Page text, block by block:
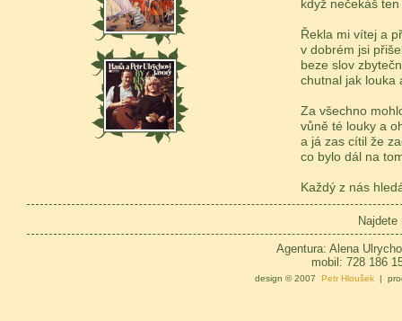
když nečekáš
Řekla mi vítej a
v dobrém jsi
beze slov
chutnal jak louka
Za všechno
vůně té louky a
a já zas cítil že
co bylo dál na
Každý z nás
Agentura: Alena
mobil: 728 186
design © 2007 Petr Hloušek |